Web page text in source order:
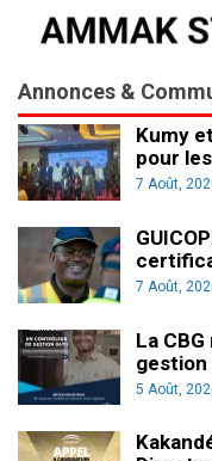
Annonces &
Kumy
pour
7 Août,
7 Août,
La
gestion
5 Août,